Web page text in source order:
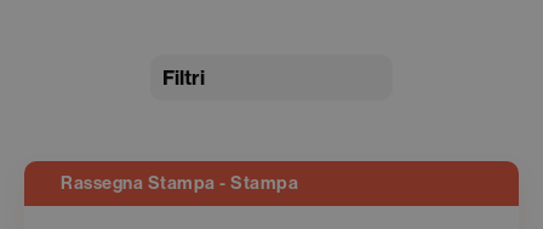
Filtri
Rassegna Stampa - Stampa